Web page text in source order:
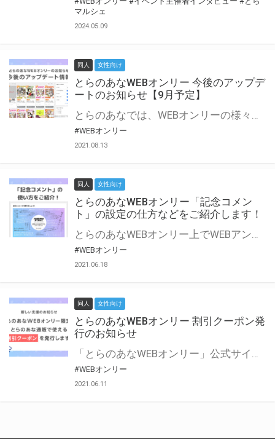
マルシェ
2024.05.09
同人 女性向け
とらのあなWEBオンリー 今後のアップデ
ートのお知らせ【9月予定】
とらのあなでは、WEBオンリーの様々な支援を実施しています。 今回は2021年9月に実装を予定しているアップデート情報についてご紹介いたします。 とらのあなWEBオンリーサイトはこちら
#WEBオンリー
2021.08.13
同人 女性向け
とらのあなWEBオンリー「記念コメン
ト」の設定の仕方などをご紹介します！
とらのあなWEBオンリー上でWEBアンソロジーが作成できる「記念コメント」について、その使い方や作成手順を解説します！ 支援タイプを「サークル参加型」「サークル参加型・マルシェ(イベント会場)機能付き」でお申し込みいただいている主催者様はぜひご活用ください♪ とらのあなWEBオンリーサイトはこちら
#WEBオンリー
2021.06.18
同人 女性向け
とらのあなWEBオンリー 割引クーポン発
行のお知らせ
「とらのあなWEBオンリー」公式サイトでとらのあな通販の「割引クーポン」を配布中！ イベントごとに開催当日限定で使える割引クーポンのシリアルコードを発行します。 とらのあなWEBオンリーのページをチェックして、イベント当日にお得にお買い物を楽しみましょう♪ ※本キャンペーンは予告なく終了する場合がございます。 とらのあなWEBオンリーサイトはこちら
#WEBオンリー
2021.06.11